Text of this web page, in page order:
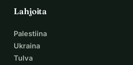
Lahjoita
Palestiina
Ukraina
Tulva